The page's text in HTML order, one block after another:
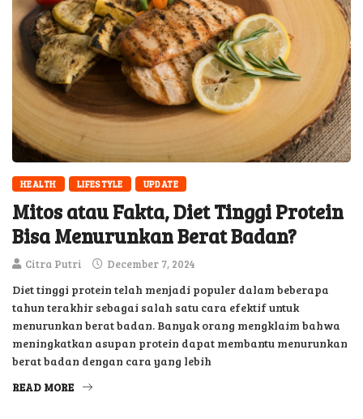
HEALTH LIFESTYLE UPDATE
Mitos atau Fakta, Diet Tinggi Protein
Bisa Menurunkan Berat Badan?
Citra Putri December 7, 2024
Diet tinggi protein telah menjadi populer dalam beberapa
tahun terakhir sebagai salah satu cara efektif untuk
menurunkan berat badan. Banyak orang mengklaim bahwa
meningkatkan asupan protein dapat membantu menurunkan
berat badan dengan cara yang lebih
READ MORE